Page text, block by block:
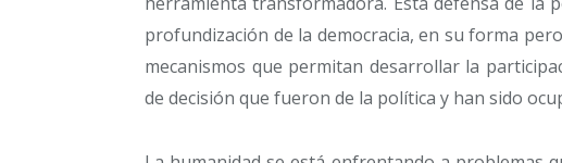
profundización de la democracia, en su forma
mecanismos que permitan desarrollar la
de decisión que fueron de la política y han sido